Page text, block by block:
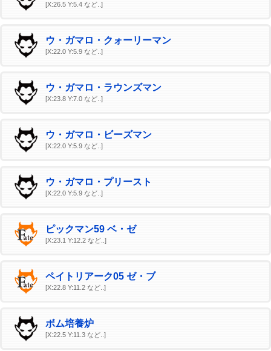
[X:26.5 Y:5.4 など..]
ウ・ガマロ・クォーリーマン
[X:22.0 Y:5.9 など..]
ウ・ガマロ・ラウンズマン
[X:23.8 Y:7.0 など..]
ウ・ガマロ・ビーズマン
[X:22.0 Y:5.9 など..]
ウ・ガマロ・プリースト
[X:22.0 Y:5.9 など..]
ピックマン59 ベ・ゼ
[X:23.1 Y:12.2 など..]
ペイトリアーク05 ゼ・ブ
[X:22.8 Y:11.2 など..]
ボム培養炉
[X:22.5 Y:11.3 など..]